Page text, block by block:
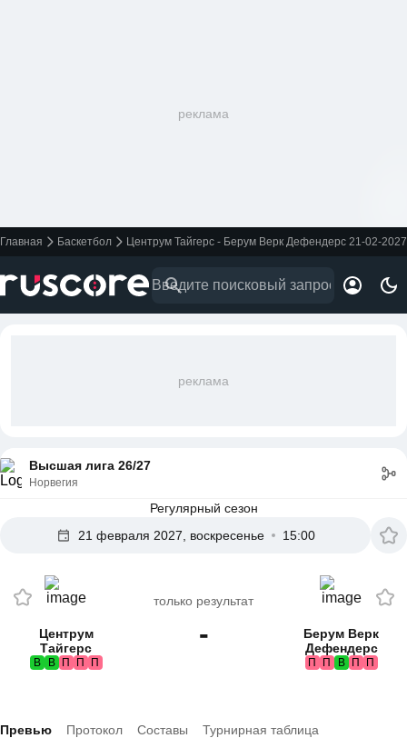
реклама
Главная Баскетбол Центрум Тайгерс - Берум Верк Дефендерс 21-02-2027
реклама
Высшая лига 26/27
Норвегия
Регулярный сезон
21 февраля 2027, воскресенье
15:00
Центрум
Тайгерс
В В П П П
только результат
-
Берум Верк
Дефендерс
П П В П П
Превью Протокол Составы Турнирная таблица